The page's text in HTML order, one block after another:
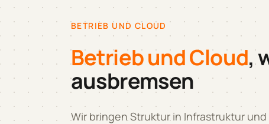
BETRIEB UND CLOUD
Betrieb und Cloud,
ausbremsen
Wir bringen Struktur in Infrastruktur